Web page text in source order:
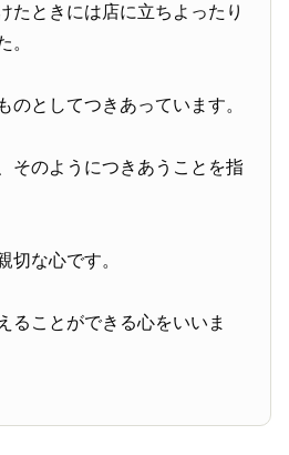
たときには店に立ちよったり
。
のとしてつきあっています。
そのようにつきあうことを指
切な心です。
ることができる心をいいま